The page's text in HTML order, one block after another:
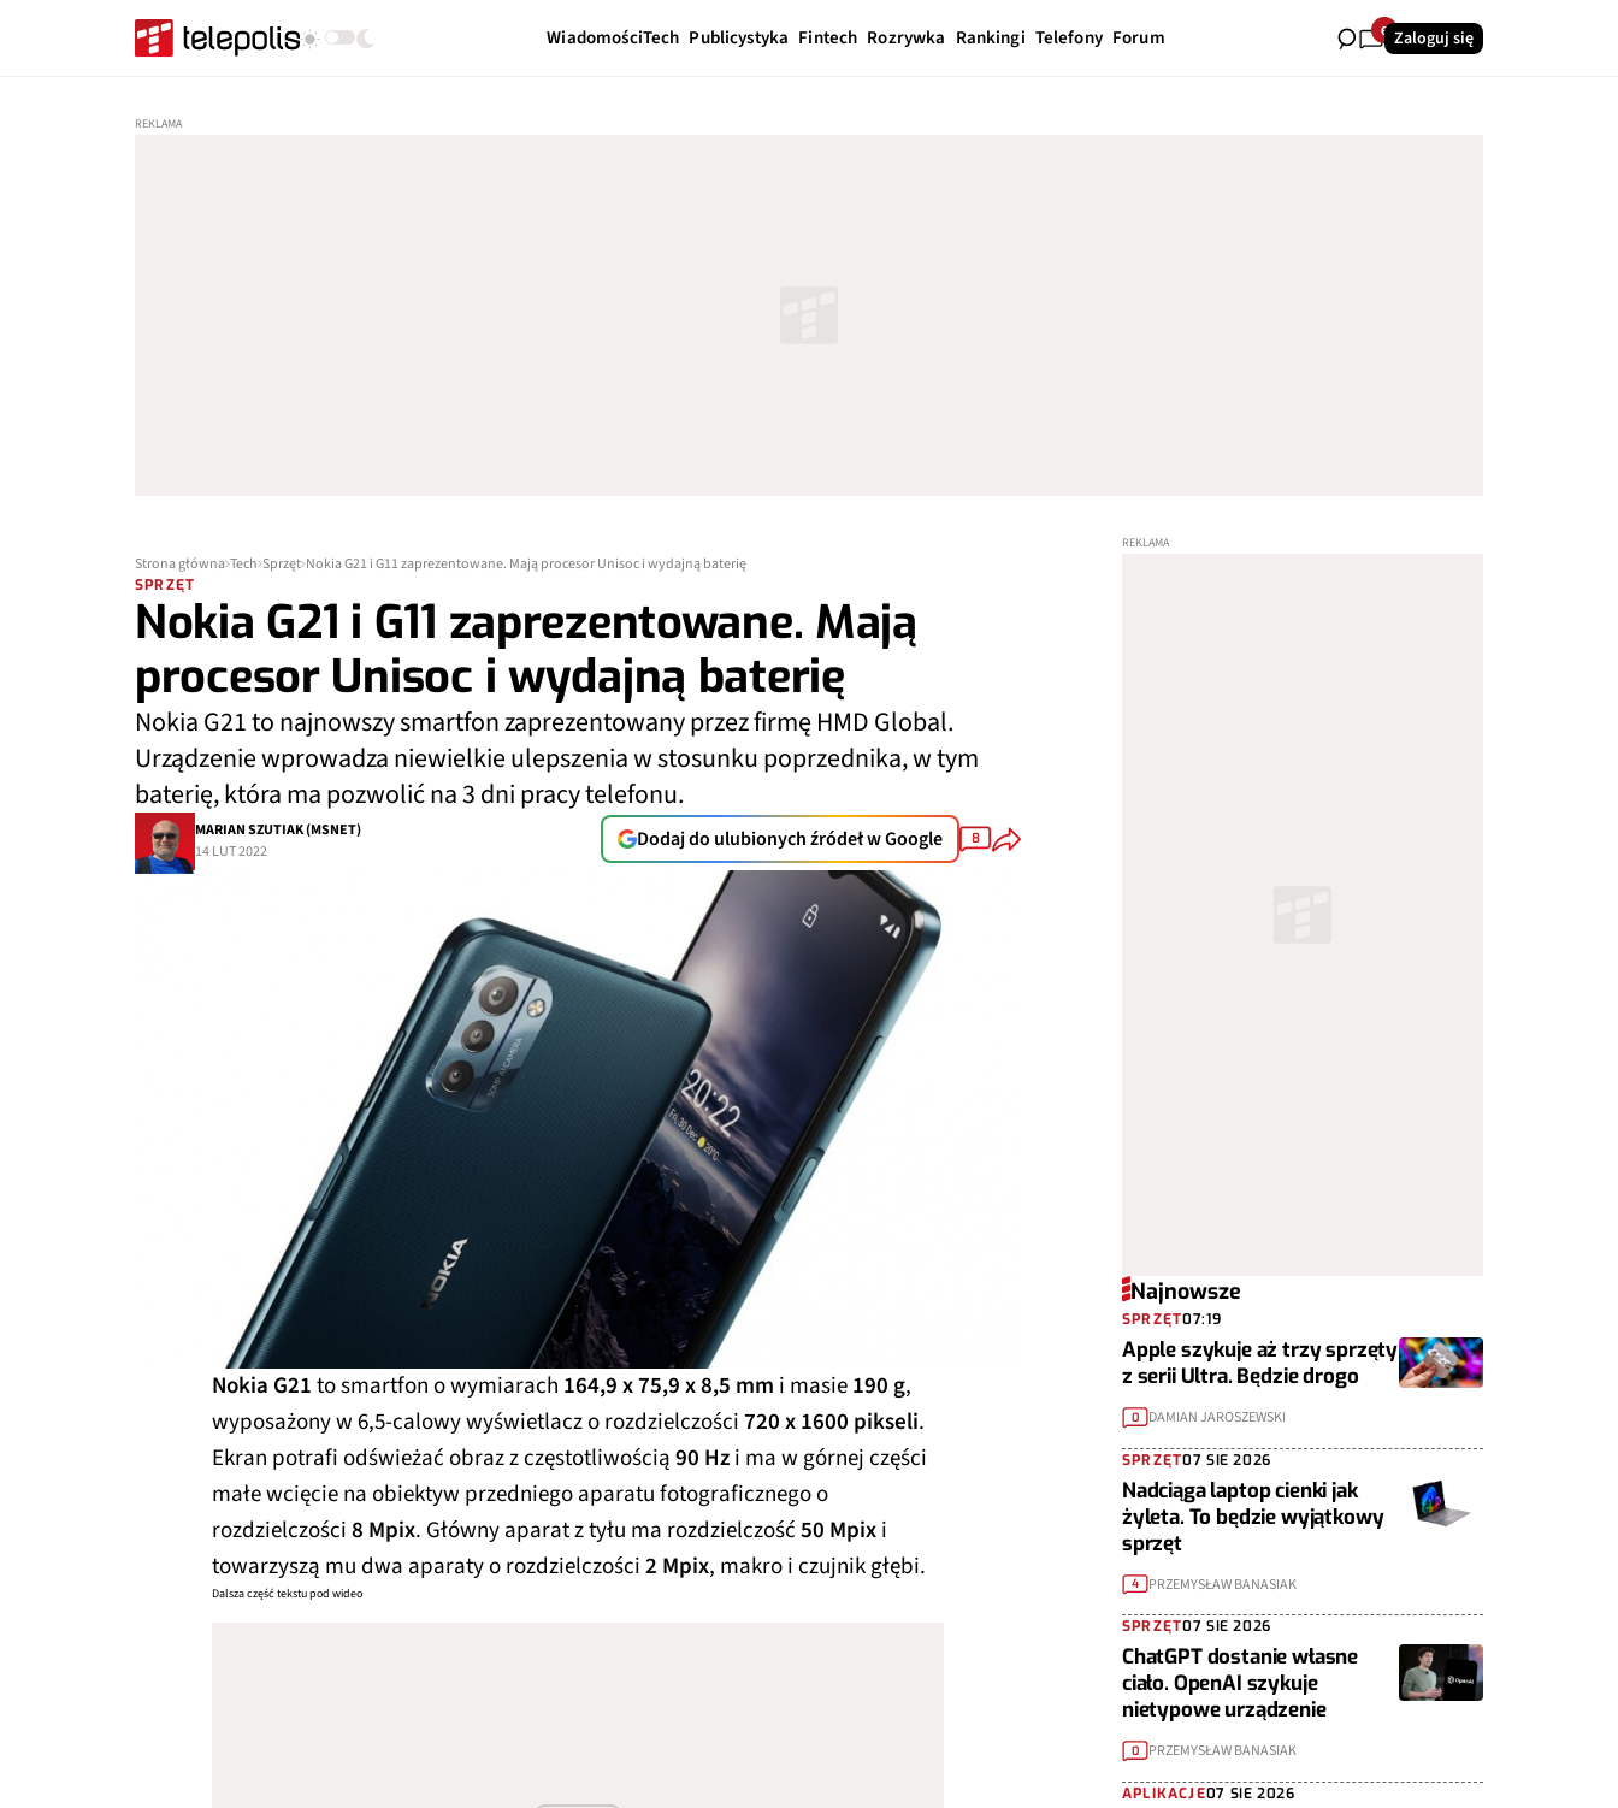
WiadomościTech Publicystyka Fintech Rozrywka Rankingi Telefony Forum 6 Zaloguj się
Strona główna Tech Sprzęt Nokia G21 i G11 zaprezentowane. Mają procesor Unisoc i wydajną baterię
SPRZĘT
Nokia G21 i G11 zaprezentowane. Mają
procesor Unisoc i wydajną baterię
Nokia G21 to najnowszy smartfon zaprezentowany przez firmę HMD Global.
Urządzenie wprowadza niewielkie ulepszenia w stosunku poprzednika, w tym
baterię, która ma pozwolić na 3 dni pracy telefonu.
MARIAN SZUTIAK (MSNET)
14 LUT 2022
Dodaj do ulubionych źródeł w Google 8
Nokia G21to smartfon o wymiarach 164,9 x 75,9 x 8,5 mm i masie190 g,
wyposażony w 6,5-calowy wyświetlacz o rozdzielczości720 x 1600 pikseli.
Ekran potrafi odświeżać obraz z częstotliwością90 Hzi ma w górnej części
małe wcięcie na obiektyw przedniego aparatu fotograficznego o
rozdzielczości8 Mpix. Główny aparat z tyłu ma rozdzielczość50 Mpixi
towarzyszą mu dwa aparaty o rozdzielczości2 Mpix, makro i czujnik głębi.
Dalsza część tekstu pod wideo
Najnowsze
SPRZĘT07:19
Apple szykuje aż trzy sprzęty
z serii Ultra. Będzie drogo
0 DAMIAN JAROSZEWSKI
SPRZĘT07 SIE 2026
Nadciąga laptop cienki jak
żyleta. To będzie wyjątkowy
sprzęt
4 PRZEMYSŁAW BANASIAK
SPRZĘT07 SIE 2026
ChatGPT dostanie własne
ciało. OpenAI szykuje
nietypowe urządzenie
0 PRZEMYSŁAW BANASIAK
APLIKACJE07 SIE 2026